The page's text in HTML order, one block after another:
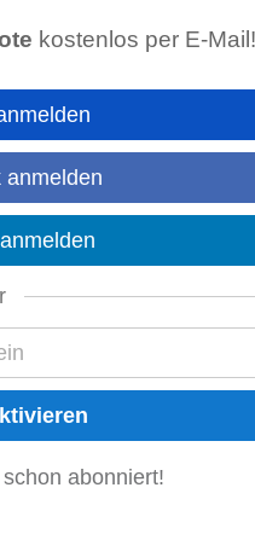
and elevate brands. We’re
Märkten zusammen.
kreative Prozesse (z. B.
kostenlos per E-Mail!
anmelden
abonniert!